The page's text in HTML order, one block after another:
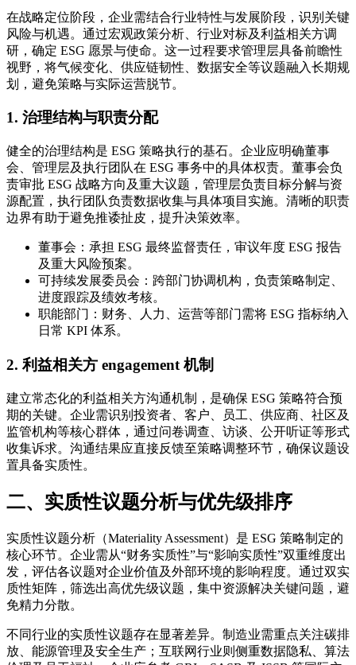
在战略定位阶段，企业需结合行业特性与发展阶段，识别关键
风险与机遇。通过宏观政策分析、行业对标及利益相关方调
研，确定 ESG 愿景与使命。这一过程要求管理层具备前瞻性
视野，将气候变化、供应链韧性、数据安全等议题融入长期规
划，避免策略与实际运营脱节。
1. 治理结构与职责分配
健全的治理结构是 ESG 策略执行的基石。企业应明确董事
会、管理层及执行团队在 ESG 事务中的具体权责。董事会负
责审批 ESG 战略方向及重大议题，管理层负责目标分解与资
源配置，执行团队负责数据收集与具体项目实施。清晰的职责
边界有助于避免推诿扯皮，提升决策效率。
董事会：承担 ESG 最终监督责任，审议年度 ESG 报告
及重大风险预案。
可持续发展委员会：跨部门协调机构，负责策略制定、
进度跟踪及绩效考核。
职能部门：财务、人力、运营等部门需将 ESG 指标纳入
日常 KPI 体系。
2. 利益相关方 engagement 机制
建立常态化的利益相关方沟通机制，是确保 ESG 策略符合预
期的关键。企业需识别投资者、客户、员工、供应商、社区及
监管机构等核心群体，通过问卷调查、访谈、公开听证等形式
收集诉求。沟通结果应直接反馈至策略调整环节，确保议题设
置具备实质性。
二、实质性议题分析与优先级排序
实质性议题分析（Materiality Assessment）是 ESG 策略制定的
核心环节。企业需从“财务实质性”与“影响实质性”双重维度出
发，评估各议题对企业价值及外部环境的影响程度。通过双实
质性矩阵，筛选出高优先级议题，集中资源解决关键问题，避
免精力分散。
不同行业的实质性议题存在显著差异。制造业需重点关注碳排
放、能源管理及安全生产；互联网行业则侧重数据隐私、算法